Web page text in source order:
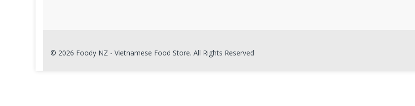
© 2026 Foody NZ - Vietnamese Food Store. All Rights Reserved